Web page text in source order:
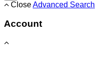
CloseAdvanced Search
Account